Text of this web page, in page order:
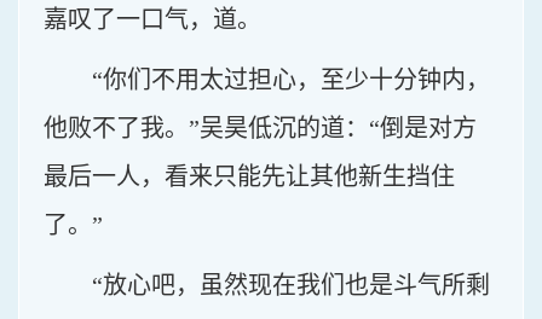
嘉叹了一口气，道。
“你们不用太过担心，至少十分钟内，
他败不了我。”吴昊低沉的道：“倒是对方
最后一人，看来只能先让其他新生挡住
了。”
“放心吧，虽然现在我们也是斗气所剩